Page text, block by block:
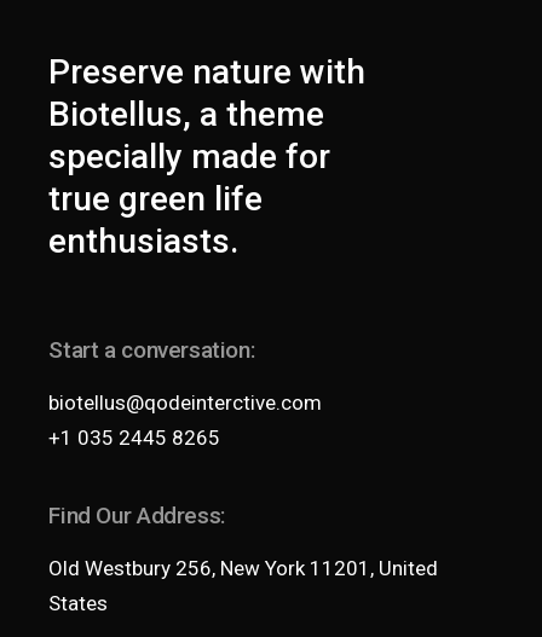
Preserve nature with
Biotellus, a theme
specially made for
true green life
enthusiasts.
Start a conversation:
biotellus@qodeinterctive.com
+1 035 2445 8265
Find Our Address:
Old Westbury 256, New York 11201, United
States